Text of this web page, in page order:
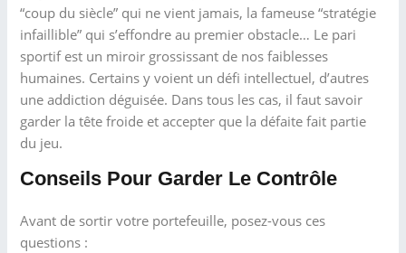
“coup du siècle” qui ne vient jamais, la fameuse “stratégie
infaillible” qui s’effondre au premier obstacle… Le pari
sportif est un miroir grossissant de nos faiblesses
humaines. Certains y voient un défi intellectuel, d’autres
une addiction déguisée. Dans tous les cas, il faut savoir
garder la tête froide et accepter que la défaite fait partie
du jeu.
Conseils Pour Garder Le Contrôle
Avant de sortir votre portefeuille, posez-vous ces
questions :